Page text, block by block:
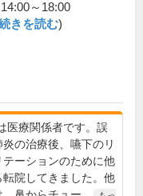
～18:00
きを読む)
医療関係者です。誤
炎の治療後、嚥下のリ
テーションのために他
転院してきました。他